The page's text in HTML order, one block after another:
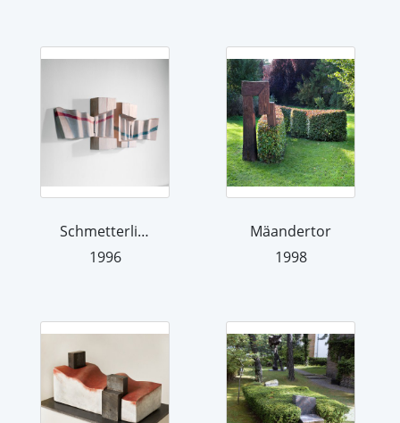
Schmetterlingskasten
1996
Mäandertor
1998